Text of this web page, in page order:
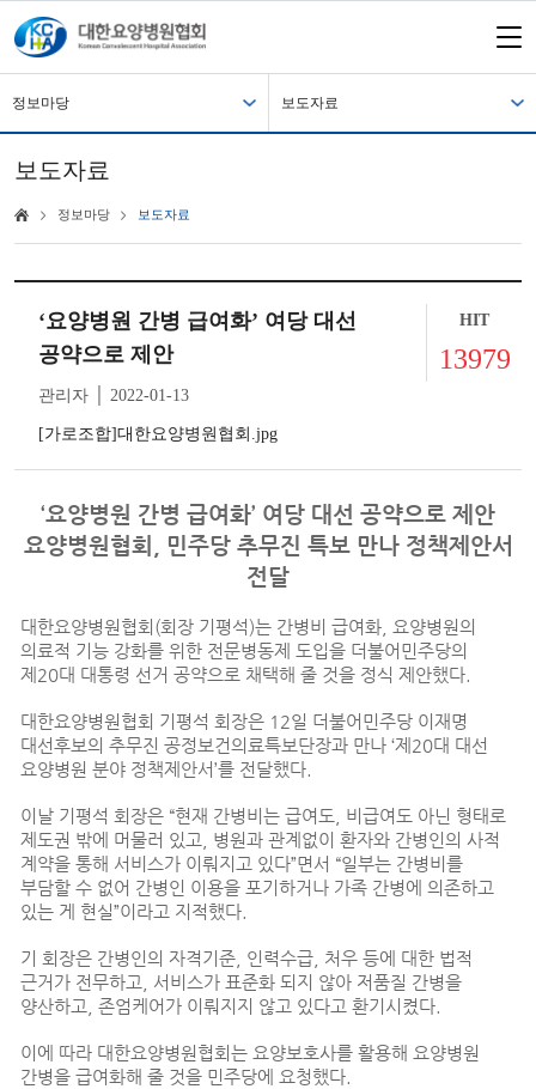
정보마당 보도자료
보도자료
정보마당 보도자료
‘요양병원 간병 급여화’ 여당 대선
공약으로 제안
관리자 │ 2022-01-13
[가로조합]대한요양병원협회.jpg
HIT
13979
‘요양병원 간병 급여화’ 여당 대선 공약으로 제안
요양병원협회, 민주당 추무진 특보 만나 정책제안서
전달
대한요양병원협회(회장 기평석)는 간병비 급여화, 요양병원의
의료적 기능 강화를 위한 전문병동제 도입을 더불어민주당의
제20대 대통령 선거 공약으로 채택해 줄 것을 정식 제안했다.
대한요양병원협회 기평석 회장은 12일 더불어민주당 이재명
대선후보의 추무진 공정보건의료특보단장과 만나 ‘제20대 대선
요양병원 분야 정책제안서’를 전달했다.
이날 기평석 회장은 “현재 간병비는 급여도, 비급여도 아닌 형태로
제도권 밖에 머물러 있고, 병원과 관계없이 환자와 간병인의 사적
계약을 통해 서비스가 이뤄지고 있다”면서 “일부는 간병비를
부담할 수 없어 간병인 이용을 포기하거나 가족 간병에 의존하고
있는 게 현실”이라고 지적했다.
기 회장은 간병인의 자격기준, 인력수급, 처우 등에 대한 법적
근거가 전무하고, 서비스가 표준화 되지 않아 저품질 간병을
양산하고, 존엄케어가 이뤄지지 않고 있다고 환기시켰다.
이에 따라 대한요양병원협회는 요양보호사를 활용해 요양병원
간병을 급여화해 줄 것을 민주당에 요청했다.